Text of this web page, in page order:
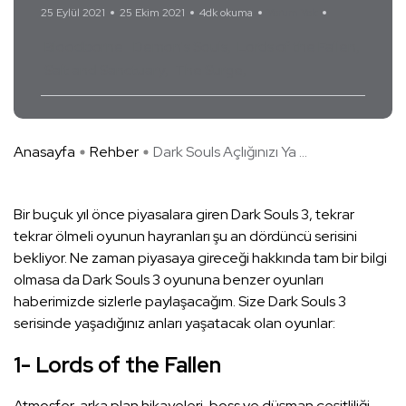
25 Eylül 2021 25 Ekim 2021 4dk okuma
Anasayfa Rehber Dark Souls Açlığınızı Ya ...
Bir buçuk yıl önce piyasalara giren Dark Souls 3, tekrar
tekrar ölmeli oyunun hayranları şu an dördüncü serisini
bekliyor. Ne zaman piyasaya gireceği hakkında tam bir bilgi
olmasa da Dark Souls 3 oyununa benzer oyunları
haberimizde sizlerle paylaşacağım. Size Dark Souls 3
serisinde yaşadığınız anları yaşatacak olan oyunlar:
1- Lords of the Fallen